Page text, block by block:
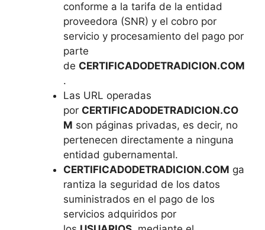
conforme a la tarifa de la entidad
proveedora (SNR) y el cobro por
servicio y procesamiento del pago por
parte
de CERTIFICADODETRADICION.COM
.
Las URL operadas
por CERTIFICADODETRADICION.CO
M son páginas privadas, es decir, no
pertenecen directamente a ninguna
entidad gubernamental.
CERTIFICADODETRADICION.COM ga
rantiza la seguridad de los datos
suministrados en el pago de los
servicios adquiridos por